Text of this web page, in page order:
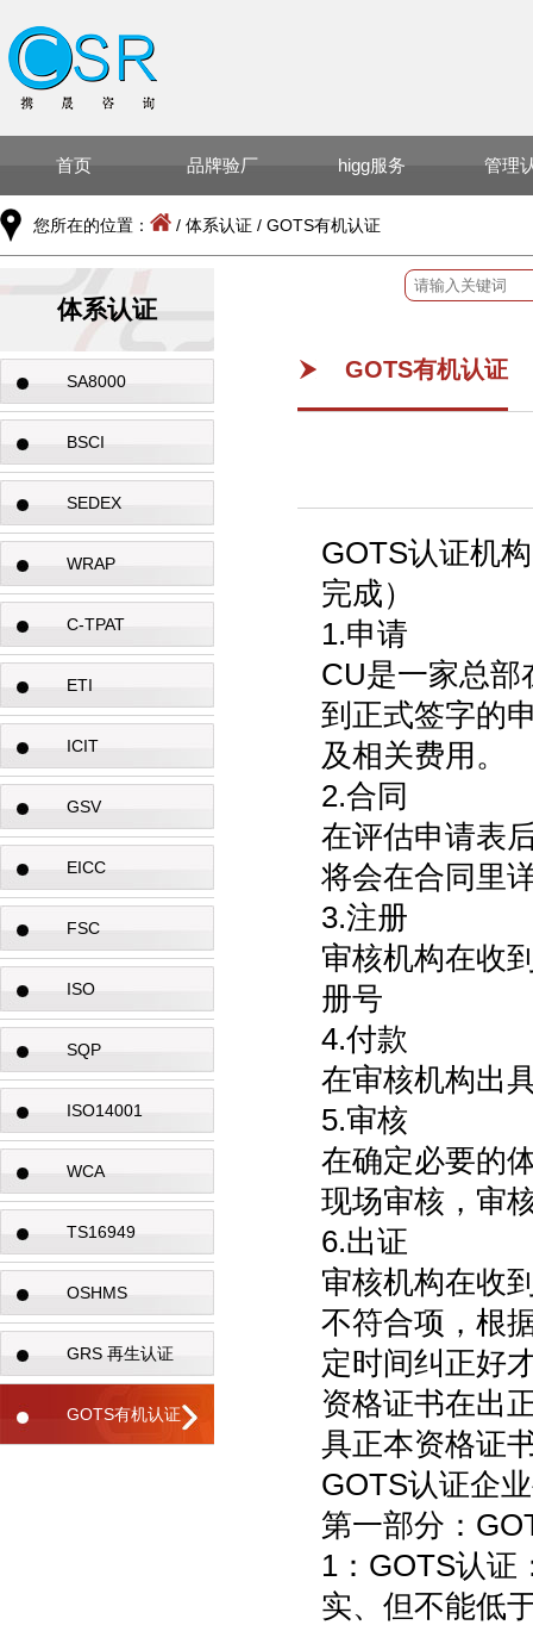
首页 品牌验厂 higg服务 管理
您所在的位置： / 体系认证 / GOTS有机认证
体系认证
SA8000
BSCI
SEDEX
WRAP
C-TPAT
ETI
ICIT
GSV
EICC
FSC
ISO
SQP
ISO14001
WCA
TS16949
OSHMS
GRS 再生认证
GOTS有机认证
GOTS有机认证
GOTS认证机
完成）
1.申请
CU是一家总部
到正式签字的
及相关费用。
2.合同
在评估申请表
将会在合同里
3.注册
审核机构在收
册号
4.付款
在审核机构出
5.审核
在确定必要的
现场审核，审
6.出证
审核机构在收
不符合项，根
定时间纠正好
资格证书在出
具正本资格证
GOTS认证企
第一部分：
1：GOTS认证
实、但不能低